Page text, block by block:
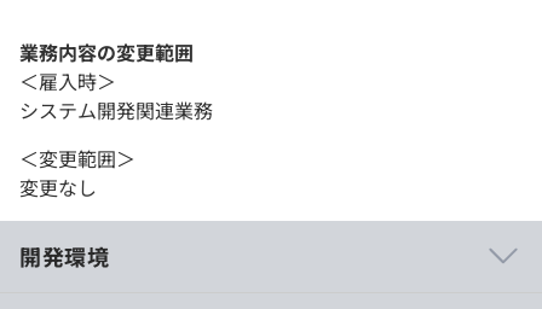
業務内容の変更範囲
＜雇入時＞
システム開発関連業務
＜変更範囲＞
変更なし
開発環境